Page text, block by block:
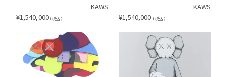
KAWS
¥1,540,000 （税込）
KAWS
¥1,540,000 （税込）